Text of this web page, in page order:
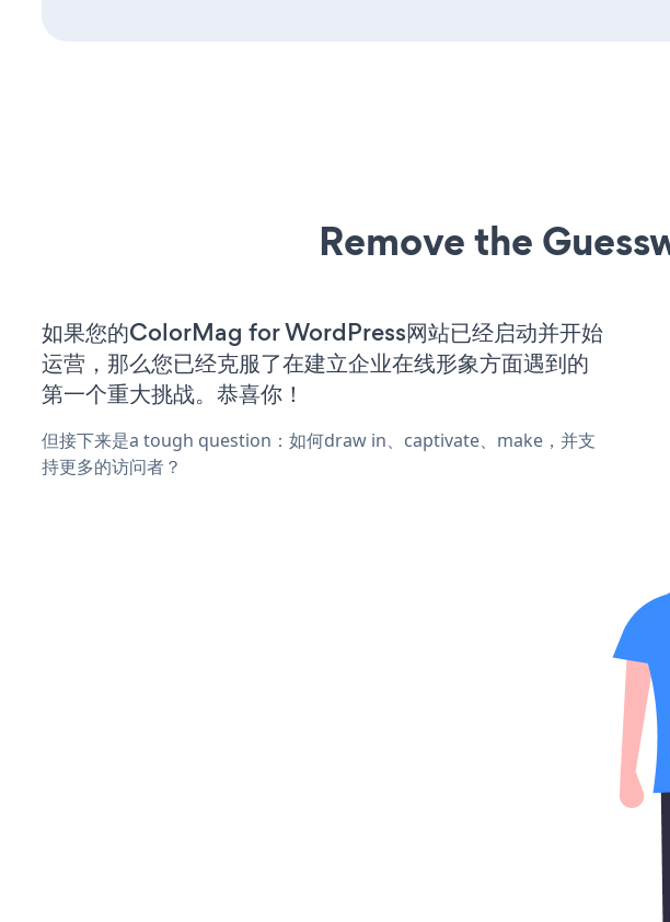
Remove the
如果您的ColorMag for WordPress网站已经启动并开始
运营，那么您已经克服了在建立企业在线形象方面遇到的
第一个重大挑战。恭喜你！
但接下来是a tough question：如何draw in、captivate、make，并支
持更多的访问者？